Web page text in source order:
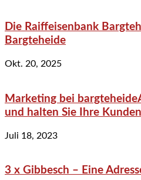
Die Raiffeisenbank
Bargteheide
Okt. 20, 2025
Marketing bei
und halten Sie Ihre
Juli 18, 2023
3 x Gibbesch – Eine